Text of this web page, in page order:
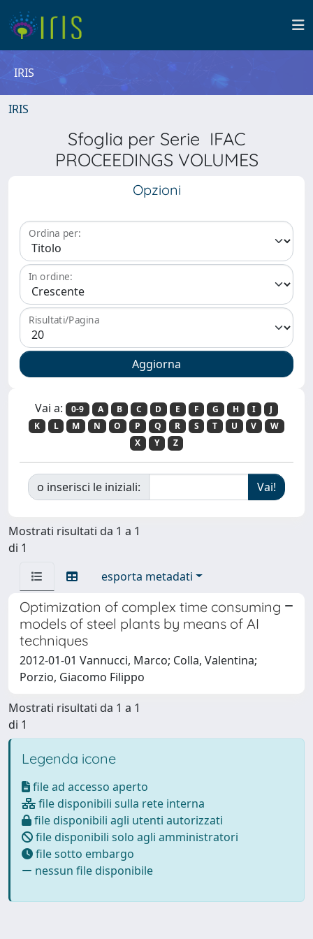
IRIS
IRIS
Sfoglia per Serie IFAC
PROCEEDINGS VOLUMES
Opzioni
Ordina per:
In ordine:
Risultati/Pagina
Vai a: 0-9 A B C D E F G H I
J
K
L M N O P Q R S T U V
W
X
Y Z
o inserisci le iniziali:
Mostrati risultati da 1 a 1
di 1
esporta metadati
Optimization of complex time consuming
models of steel plants by means of AI
techniques
2012-01-01 Vannucci, Marco; Colla, Valentina;
Porzio, Giacomo Filippo
Mostrati risultati da 1 a 1
di 1
Legenda icone
file ad accesso aperto
file disponibili sulla rete interna
file disponibili agli utenti autorizzati
file disponibili solo agli amministratori
file sotto embargo
nessun file disponibile